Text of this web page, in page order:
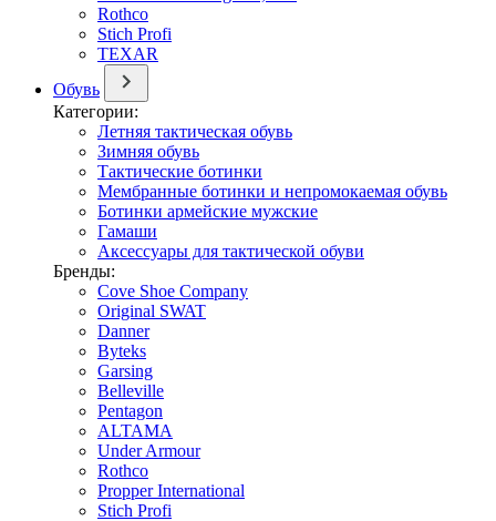
Rothco
Stich Profi
TEXAR
Обувь
Категории:
Летняя тактическая обувь
Зимняя обувь
Тактические ботинки
Мембранные ботинки и непромокаемая обувь
Ботинки армейские мужские
Гамаши
Аксессуары для тактической обуви
Бренды:
Cove Shoe Company
Original SWAT
Danner
Byteks
Garsing
Belleville
Pentagon
ALTAMA
Under Armour
Rothco
Propper International
Stich Profi